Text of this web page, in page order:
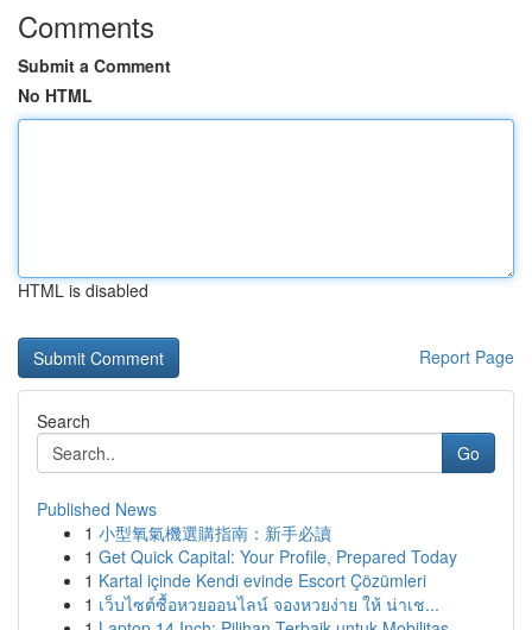
Comments
Submit a Comment
No HTML
HTML is disabled
Report Page
Search
Go
Published News
1 小型氧氣機選購指南：新手必讀
1 Get Quick Capital: Your Profile, Prepared Today
1 Kartal içinde Kendi evinde Escort Çözümleri
1 เว็บไซต์ซื้อหวยออนไลน์ จองหวยง่าย ให้ น่าเช...